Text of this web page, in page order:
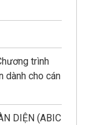
trình
dành cho cán
DIỆN (ABIC